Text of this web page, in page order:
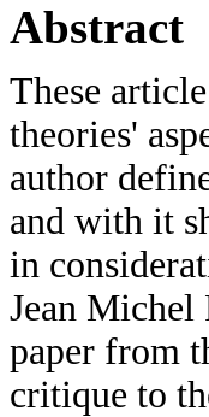
Abstract
These
theories'
author
and with it
in
Jean Michel
paper from
critique to